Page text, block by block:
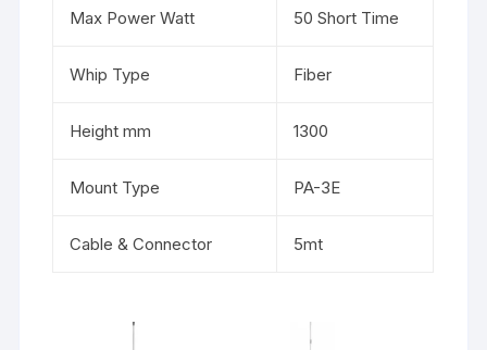
Max Power Watt 50 Short Time
Whip Type Fiber
Height mm 1300
Mount Type PA-3E
Cable & Connector 5mt